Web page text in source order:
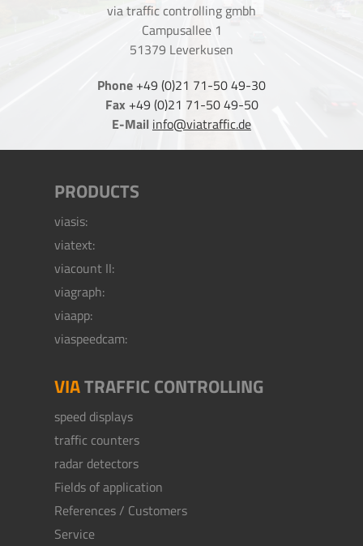
via traffic controlling gmbh
Campusallee 1
51379 Leverkusen
Phone +49 (0)21 71-50 49-30
Fax +49 (0)21 71-50 49-50
E-Mail info@viatraffic.de
PRODUCTS
viasis:
viatext:
viacount II:
viagraph:
viaapp:
viaspeedcam:
VIATRAFFIC CONTROLLING
speed displays
traffic counters
radar detectors
Fields of application
References / Customers
Service